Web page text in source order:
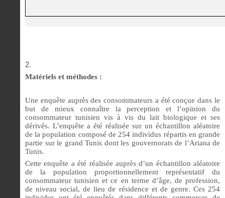
Matériels et méthodes :
Une enquête auprès des consommateurs a été conçue dans le
but de mieux connaître la perception et l’opinion du
consommateur tunisien vis à vis du lait biologique et ses
dérivés. L’enquête a été réalisée sur un échantillon aléatoire
de la population composé de 254 individus répartis en grande
partie sur le grand Tunis dont les gouvernorats de l’Ariana de
Tunis.
Cette enquête a été réalisée auprès d’un échantillon aléatoire
de la population proportionnellement représentatif du
consommateur tunisien et ce en terme d’âge, de profession,
de niveau social, de lieu de résidence et de genre. Ces 254